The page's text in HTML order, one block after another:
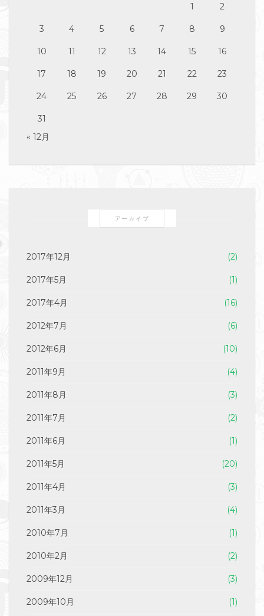
1 2
3 4 5 6 7 8 9
10 11 12 13 14 15 16
17 18 19 20 21 22 23
24 25 26 27 28 29 30
31
« 12月
アーカイブ
2017年12月 (2)
2017年5月 (1)
2017年4月 (16)
2012年7月 (6)
2012年6月 (10)
2011年9月 (4)
2011年8月 (3)
2011年7月 (2)
2011年6月 (1)
2011年5月 (20)
2011年4月 (3)
2011年3月 (4)
2010年7月 (1)
2010年2月 (2)
2009年12月 (3)
2009年10月 (1)